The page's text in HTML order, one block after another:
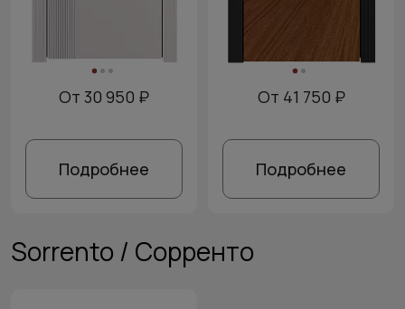
От 30 950 ₽
Подробнее
От 41 750 ₽
Подробнее
Sorrento / Сорренто